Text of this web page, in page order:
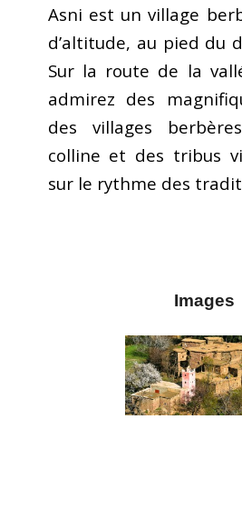
Réservation
Asni est un village
d’altitude, au pied du
Sur la route de la
admirez des
des villages
colline et des tribus
sur le rythme des
Images